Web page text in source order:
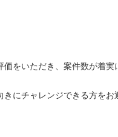
をいただき、案件数が着実
にチャレンジできる方をお